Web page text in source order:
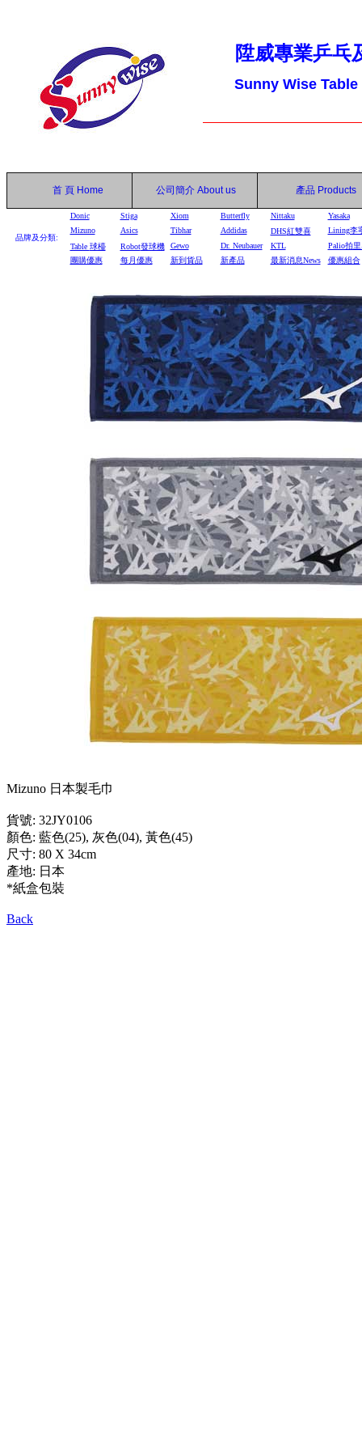
陞威專業乒乓
Sunny Wise
首 頁 Home 公司簡介 About us 產品 Products
品牌及分類:
Donic Stiga Xiom Butterfly Nittaku
Yasaka
Mizuno
Asics Tibhar Addidas DHS紅雙喜
Lining李
Table 球檯 Robot發球機 Gewo Dr. Neubauer KTL
Palio拍
團購優惠
每月優惠 新到貨品 新產品 最新消息News 優惠組合
Mizuno 日本製毛巾
貨號: 32JY0106
顏色: 藍色(25), 灰色(04), 黃色(45)
尺寸: 80 X 34cm
產地: 日本
*紙盒包裝
Back